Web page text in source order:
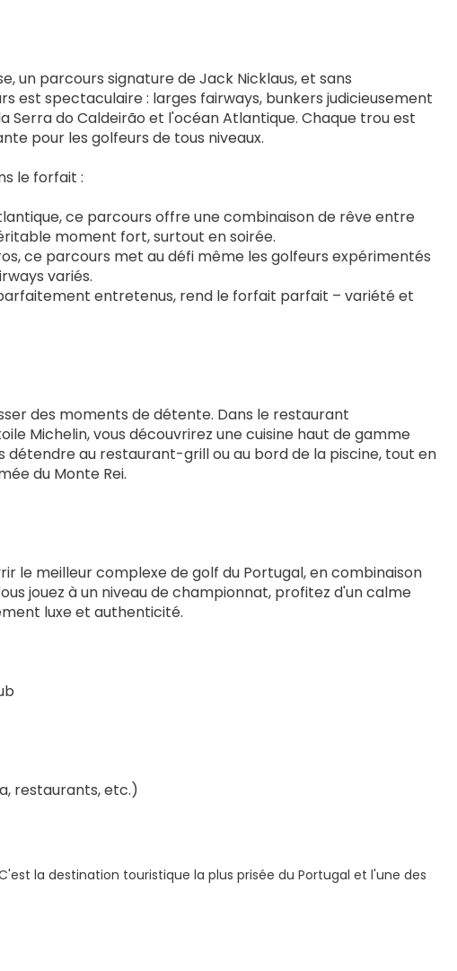
un parcours signature de Jack Nicklaus, et sans
est spectaculaire : larges fairways, bunkers judicieusement
Serra do Caldeirão et l'océan Atlantique. Chaque trou est
pour les golfeurs de tous niveaux.
le forfait :
ce parcours offre une combinaison de rêve entre
moment fort, surtout en soirée.
ce parcours met au défi même les golfeurs expérimentés
variés.
entretenus, rend le forfait parfait – variété et
des moments de détente. Dans le restaurant
Michelin, vous découvrirez une cuisine haut de gamme
détendre au restaurant-grill ou au bord de la piscine, tout en
du Monte Rei.
le meilleur complexe de golf du Portugal, en combinaison
jouez à un niveau de championnat, profitez d'un calme
luxe et authenticité.
restaurants, etc.)
la destination touristique la plus prisée du Portugal et l'une des